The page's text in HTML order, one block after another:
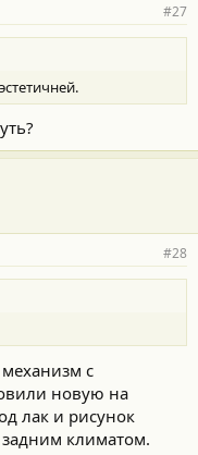
#27
#28
с
новую на
лак и рисунок
задним климатом.